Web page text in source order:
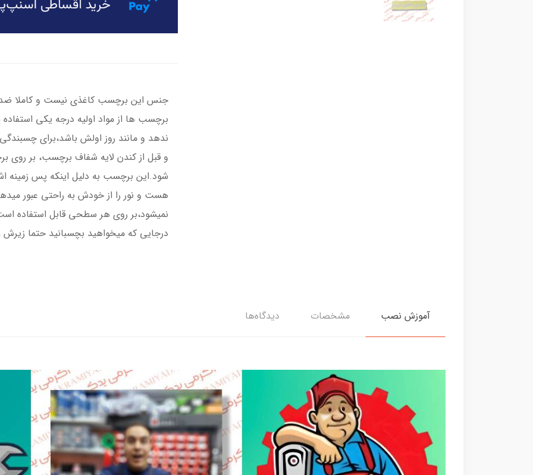
جنس این برچسب کاغذی نیست و کاملا ضد
برچسب ها از مواد اولیه درجه یکی
ندهد و مانند روز اولش باشد،برای
و قبل از کندن لایه شفاف برچسب، بر روی
شود.این برچسب به دلیل اینکه پس
هست و نور را از خودش به راحتی عبور
نمیشود،بر روی هر سطحی قابل استفاده
درجایی که میخواهید بچسبانید حتما زیرش
آموزش نصب مشخصات دیدگاه‌ها